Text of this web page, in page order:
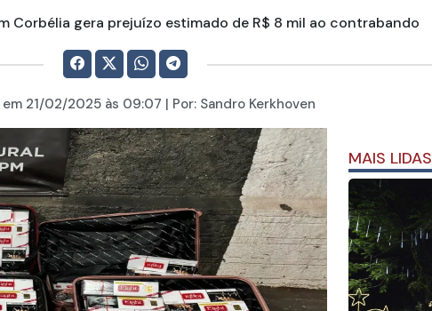
Corbélia gera prejuízo estimado de R$ 8 mil ao contrabando
21/02/2025às 09:07 | Por: Sandro Kerkhoven
MAIS LIDAS